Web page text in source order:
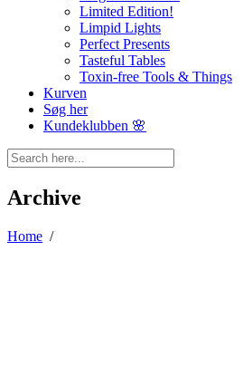
Limited Edition!
Limpid Lights
Perfect Presents
Tasteful Tables
Toxin-free Tools & Things
Kurven
Søg her
Kundeklubben 🌸
Archive
Home /